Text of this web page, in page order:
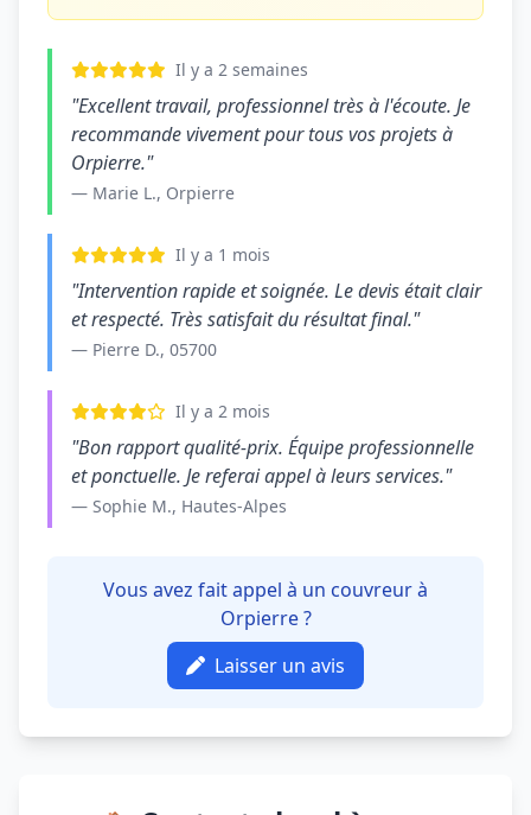
Il y a 2 semaines
"Excellent travail, professionnel très à l'écoute. Je
recommande vivement pour tous vos projets à
Orpierre."
— Marie L., Orpierre
Il y a 1 mois
"Intervention rapide et soignée. Le devis était clair
et respecté. Très satisfait du résultat final."
— Pierre D., 05700
Il y a 2 mois
"Bon rapport qualité-prix. Équipe professionnelle
et ponctuelle. Je referai appel à leurs services."
— Sophie M., Hautes-Alpes
Vous avez fait appel à un couvreur à
Orpierre ?
Laisser un avis